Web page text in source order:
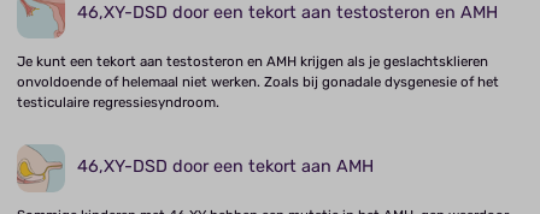
46,XY-DSD door een tekort aan testosteron en AMH
Je kunt een tekort aan testosteron en AMH krijgen als je geslachtsklieren
onvoldoende of helemaal niet werken. Zoals bij gonadale dysgenesie of het
testiculaire regressiesyndroom.
46,XY-DSD door een tekort aan AMH